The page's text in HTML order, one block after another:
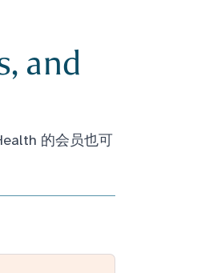
and
的会员也可